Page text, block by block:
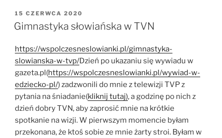
w
TVP”
OPUBLIKOWANE
W
15 CZERWCA 2020
Gimnastyka słowiańska w TVN
https://wspolczesneslowianki.pl/gimnastyka-
slowianska-w-tvp/Dzień po ukazaniu się wywiadu w
gazeta.pl(https://wspolczesneslowianki.pl/wywiad-w-
edziecko-pl/) zadzwonili do mnie z telewizji TVP z
pytania na śniadanie(kliknij tutaj), a godzinę po nich z
dzień dobry TVN, aby zaprosić mnie na krótkie
spotkanie na wizji. W pierwszym momencie byłam
przekonana, że ktoś sobie ze mnie żarty stroi. Byłam w